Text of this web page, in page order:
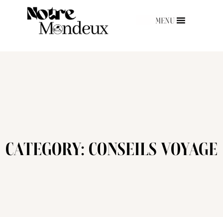
MENU
CATEGORY: CONSEILS VOYAGE